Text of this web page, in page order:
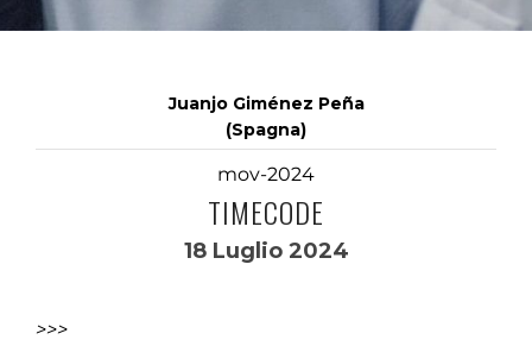
Juanjo Giménez Peña
(Spagna)
mov-2024
TIMECODE
18 Luglio 2024
>>>